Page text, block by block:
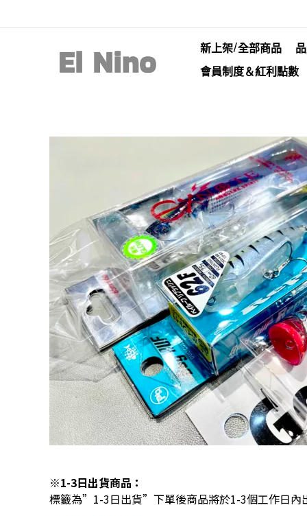
新上架/全部商品
會員制度＆紅利點數
※1-3日出貨商品：
標籤為”1-3日出貨”下單後商品將於1-3個工作日內